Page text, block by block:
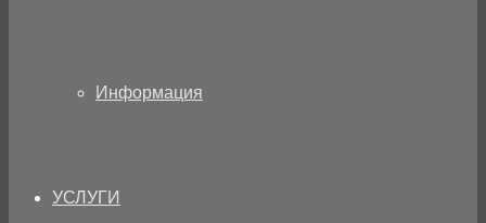
Информация
УСЛУГИ